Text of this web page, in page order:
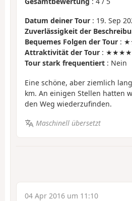
Datum deiner Tour : 19. Sep
Zuverlässigkeit der
Bequemes Folgen der Tour :
Attraktivität der Tour :
Tour stark frequentiert : Nein
Eine schöne, aber ziemlich
km. An einigen Stellen hatten
den Weg wiederzufinden.
Maschinell übersetzt
04 Apr 2016 um 11:10